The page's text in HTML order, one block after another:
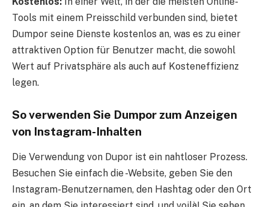
Tools mit einem Preisschild verbunden sind, bietet
Dumpor seine Dienste kostenlos an, was es zu einer
attraktiven Option für Benutzer macht, die sowohl
Wert auf Privatsphäre als auch auf Kosteneffizienz
legen.
So verwenden Sie Dumpor zum Anzeigen
von Instagram-Inhalten
Die Verwendung von Dupor ist ein nahtloser Prozess.
Besuchen Sie einfach die -Website, geben Sie den
Instagram-Benutzernamen, den Hashtag oder den Ort